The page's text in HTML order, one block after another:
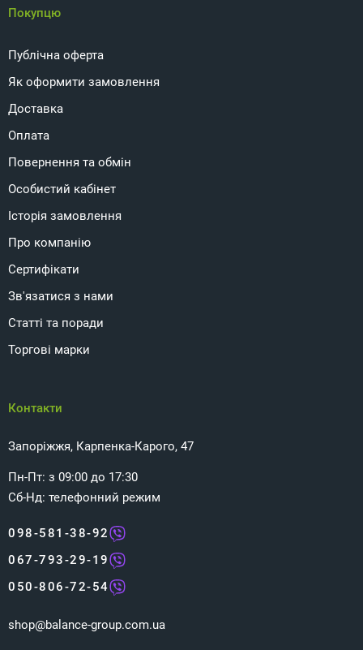
Покупцю
Публічна оферта
Як оформити замовлення
Доставка
Оплата
Повернення та обмін
Особистий кабінет
Історія замовлення
Про компанію
Сертифікати
Зв'язатися з нами
Статті та поради
Торгові марки
Контакти
Запоріжжя, Карпенка-Карого, 47
Пн-Пт: з 09:00 до 17:30
Сб-Нд: телефонний режим
098-581-38-92
067-793-29-19
050-806-72-54
shop@balance-group.com.ua